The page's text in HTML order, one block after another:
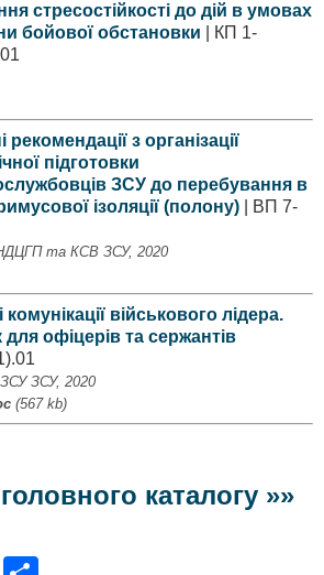
стресостійкості до дій в умовах
бойової обстановки | КП 1-
рекомендації з організації
підготовки
ЗСУ до перебування в
ізоляції (полону) | ВП 7-
та КСВ ЗСУ, 2020
комунікації військового лідера.
офіцерів та сержантів
ЗСУ, 2020
(567 kb)
каталогу »»
T